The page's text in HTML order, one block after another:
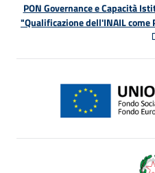
PON Governance e Capacità
"Qualificazione dell'INAIL come